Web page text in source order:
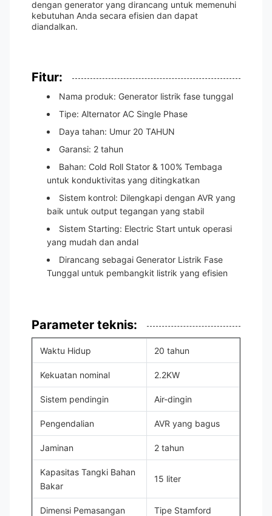
dengan generator yang dirancang untuk memenuhi
kebutuhan Anda secara efisien dan dapat
diandalkan.
Fitur:
Nama produk: Generator listrik fase tunggal
Tipe: Alternator AC Single Phase
Daya tahan: Umur 20 TAHUN
Garansi: 2 tahun
Bahan: Cold Roll Stator & 100% Tembaga
untuk konduktivitas yang ditingkatkan
Sistem kontrol: Dilengkapi dengan AVR yang
baik untuk output tegangan yang stabil
Sistem Starting: Electric Start untuk operasi
yang mudah dan andal
Dirancang sebagai Generator Listrik Fase
Tunggal untuk pembangkit listrik yang efisien
Parameter teknis:
Waktu Hidup 20 tahun
Kekuatan nominal 2.2KW
Sistem pendingin Air-dingin
Pengendalian AVR yang bagus
Jaminan 2 tahun
Kapasitas Tangki Bahan
Bakar
15 liter
Dimensi Pemasangan Tipe Stamford